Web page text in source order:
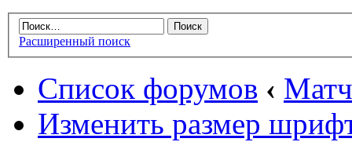
Расширенный поиск
Список форумов ‹
Изменить размер